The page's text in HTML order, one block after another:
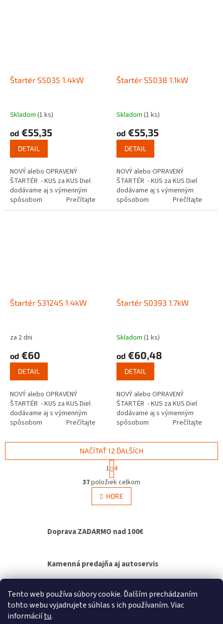
Tento web používa súbory cookie. Ďalším prechádzaním
tohto webu vyjadrujete súhlas s ich používaním. Viac
informáciítu.
Štartér S5035 1.4kW
Skladom (1 ks)
od €55,35
DETAIL
NOVÝ alebo OPRAVENÝ
ŠTARTÉR - KUS za KUS Diel
dodávame aj s výmenným
spôsobom Prečítajte
si ako funguje...
Štartér S5038 1.1kW
Skladom (1 ks)
od €55,35
DETAIL
NOVÝ alebo OPRAVENÝ
ŠTARTÉR - KUS za KUS Diel
dodávame aj s výmenným
spôsobom Prečítajte
si ako funguje...
Štartér S3124S 1.4kW
za 2 dni
od €60
DETAIL
NOVÝ alebo OPRAVENÝ
ŠTARTÉR - KUS za KUS Diel
dodávame aj s výmenným
spôsobom Prečítajte
Štartér S0393 1.7kW
Skladom (1 ks)
od €60,48
DETAIL
NOVÝ alebo OPRAVENÝ
ŠTARTÉR - KUS za KUS Diel
dodávame aj s výmenným
spôsobom Prečítajte
O
v
l
á
c
p
r
v
k
y
v
NAČÍTAŤ 12 ĎALŠÍCH
S
t
r
á
n
k
a
1 4
37položiek celkom
HORE
Doprava ZADARMO nad 100€
Kamenná predajňa aj autoservis
Výmenný spôsob agregátov - bez čakania na
opravu